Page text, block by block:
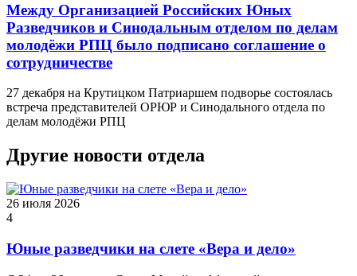
Между Организацией Российских Юных
Разведчиков и Синодальным отделом по делам
молодёжи РПЦ было подписано соглашение о
сотрудничестве
27 декабря на Крутицком Патриаршем подворье состоялась
встреча представителей ОРЮР и Синодального отдела по
делам молодёжи РПЦ
Другие новости отдела
26 июля 2026
4
Юные разведчики на слете «Вера и дело»